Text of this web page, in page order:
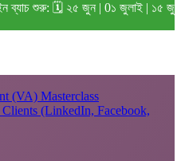
শুরু: 🗓️ ২৫ জুন | 0১ জুলাই | ১৫ জুলাই
(VA) Masterclass
(LinkedIn, Facebook,